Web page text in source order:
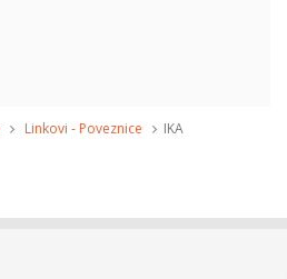
Linkovi - Poveznice IKA